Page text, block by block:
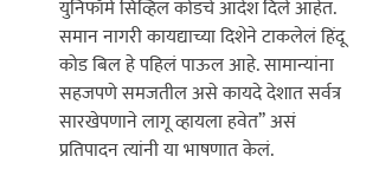
युनिफॉर्म सिव्हिल कोडचे आदेश दिले आहेत.
समान नागरी कायद्याच्या दिशेने टाकलेलं हिंदू
कोड बिल हे पहिलं पाऊल आहे. सामान्यांना
सहजपणे समजतील असे कायदे देशात सर्वत्र
सारखेपणाने लागू व्हायला हवेत’’ असं
प्रतिपादन त्यांनी या भाषणात केलं.